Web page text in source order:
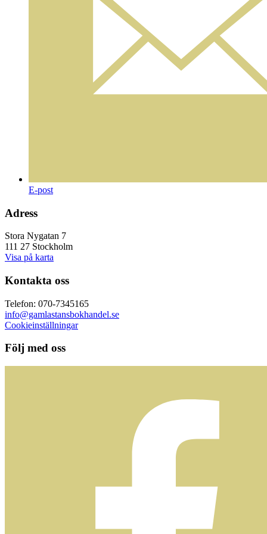
E-post
Adress
Stora Nygatan 7
111 27 Stockholm
Visa på karta
Kontakta oss
Telefon: 070-7345165
info@gamlastansbokhandel.se
Cookieinställningar
Följ med oss